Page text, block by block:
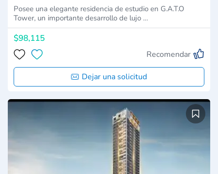
Posee una elegante residencia de estudio en G.A.T.O
Tower, un importante desarrollo de lujo …
$98,115
Recomendar
Dejar una solicitud